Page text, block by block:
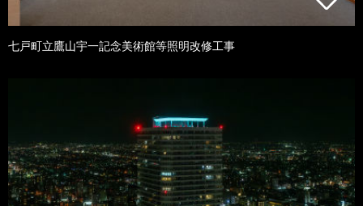
七戸町立鷹山宇一記念美術館等照明改修工事